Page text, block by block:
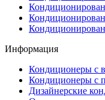
Информация
Кондиционеры с
Кондиционеры с
Дизайнерские